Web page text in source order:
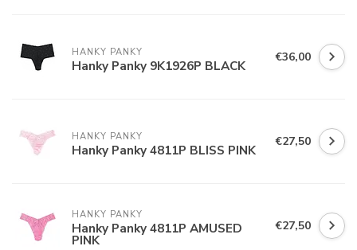
HANKY PANKY
Hanky Panky 9K1926P BLACK €36,00
HANKY PANKY
Hanky Panky 4811P BLISS PINK €27,50
HANKY PANKY
Hanky Panky 4811P AMUSED
PINK
€27,50